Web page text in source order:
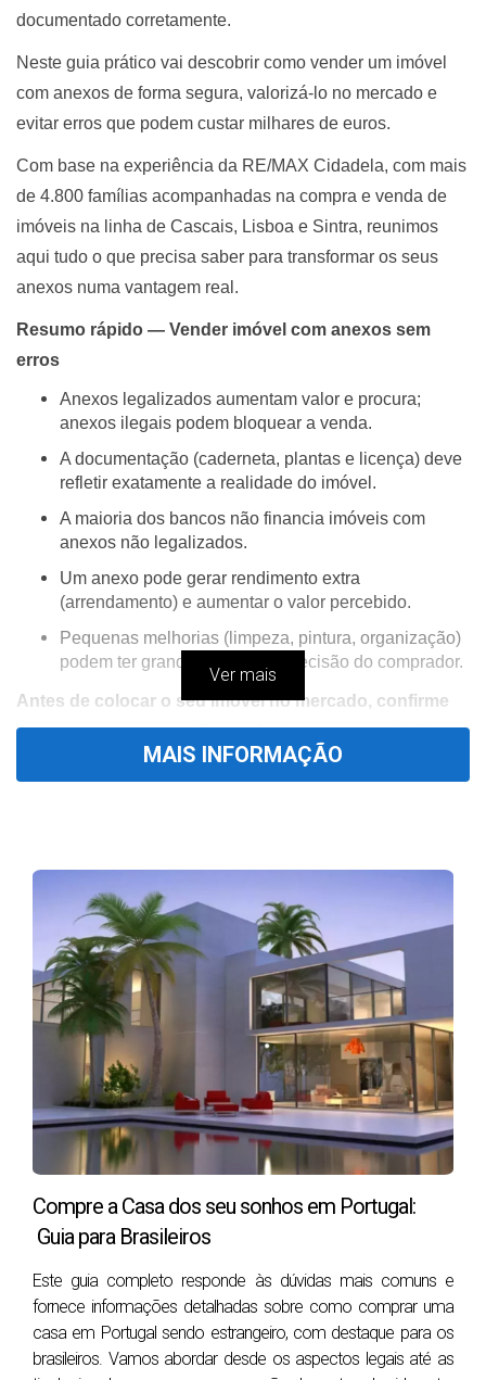
documentado corretamente.
Neste guia prático vai descobrir como vender um imóvel
com anexos de forma segura, valorizá-lo no mercado e
evitar erros que podem custar milhares de euros.
Com base na experiência da RE/MAX Cidadela, com mais
de 4.800 famílias acompanhadas na compra e venda de
imóveis na linha de Cascais, Lisboa e Sintra, reunimos
aqui tudo o que precisa saber para transformar os seus
anexos numa vantagem real.
Resumo rápido — Vender imóvel com anexos sem
erros
Anexos legalizados aumentam valor e procura;
anexos ilegais podem bloquear a venda.
A documentação (caderneta, plantas e licença) deve
refletir exatamente a realidade do imóvel.
A maioria dos bancos não financia imóveis com
anexos não legalizados.
Um anexo pode gerar rendimento extra
(arrendamento) e aumentar o valor percebido.
Pequenas melhorias (limpeza, pintura, organização)
podem ter grande impacto na decisão do comprador.
Antes de colocar o seu imóvel no mercado, confirme
se os seus anexos estão a valorizar… ou a prejudicar a
Quem deve ter atenção especial ao vender
um imóvel com anexos?
Proprietários com anexos construídos há muitos
anos
Imóveis com ampliações, telheiros ou estúdios não
registados
Casas herdadas com alterações antigas sem
atualização documental
Proprietários que querem maximizar o valor antes de
vender
Imóveis com anexos usados como escritório,
alojamento ou arrecadação
Impacto dos anexos na venda
Situação Impacto provável
Ver mais
MAIS INFORMAÇÃO
Compre a Casa dos seu sonhos em Portugal:
Guia para Brasileiros
Este guia completo responde às dúvidas mais comuns e
fornece informações detalhadas sobre como comprar uma
casa em Portugal sendo estrangeiro, com destaque para os
brasileiros. Vamos abordar desde os aspectos legais até as